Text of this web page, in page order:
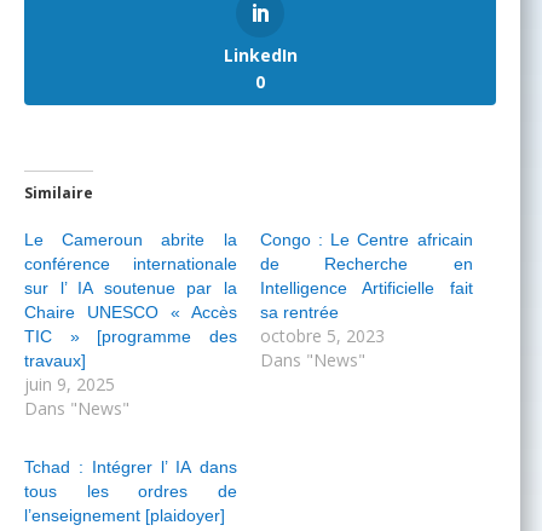
LinkedIn
0
Similaire
Le Cameroun abrite la
conférence internationale
sur l’ IA soutenue par la
Chaire UNESCO « Accès
TIC » [programme des
travaux]
juin 9, 2025
Dans "News"
Congo : Le Centre africain
de Recherche en
Intelligence Artificielle fait
sa rentrée
octobre 5, 2023
Dans "News"
Tchad : Intégrer l’ IA dans
tous les ordres de
l’enseignement [plaidoyer]